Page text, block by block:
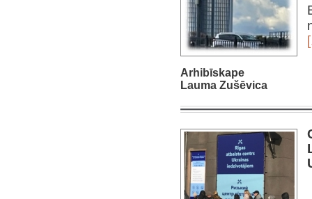
Arhibīskape
Lauma Zušēvica